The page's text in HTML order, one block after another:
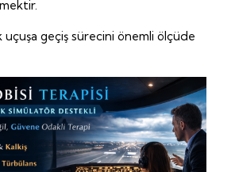
geçiş sürecini önemli ölçüde